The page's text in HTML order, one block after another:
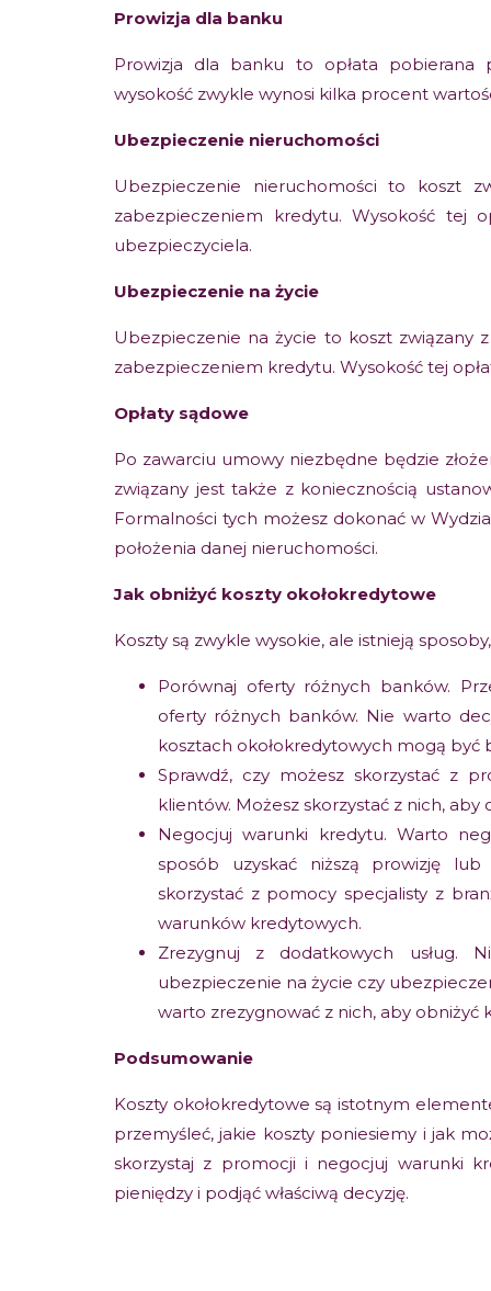
Prowizja dla banku
Prowizja dla banku to opłata
wysokość zwykle wynosi kilka procent
Ubezpieczenie nieruchomości
Ubezpieczenie nieruchomości to koszt
zabezpieczeniem kredytu. Wysokość tej
ubezpieczyciela.
Ubezpieczenie na życie
Ubezpieczenie na życie to koszt związany
zabezpieczeniem kredytu. Wysokość tej
Opłaty sądowe
Po zawarciu umowy niezbędne będzie
związany jest także z koniecznością
Formalności tych możesz dokonać w
położenia danej nieruchomości.
Jak obniżyć koszty okołokredytowe
Koszty są zwykle wysokie, ale istnieją
Porównaj oferty różnych banków.
oferty różnych banków. Nie warto
kosztach okołokredytowych mogą być
Sprawdź, czy możesz skorzystać z
klientów. Możesz skorzystać z nich,
Negocjuj warunki kredytu. Warto
sposób uzyskać niższą prowizję
skorzystać z pomocy specjalisty z
warunków kredytowych.
Zrezygnuj z dodatkowych usług.
ubezpieczenie na życie czy
warto zrezygnować z nich, aby obniżyć
Podsumowanie
Koszty okołokredytowe są istotnym
przemyśleć, jakie koszty poniesiemy i jak
skorzystaj z promocji i negocjuj warunki
pieniędzy i podjąć właściwą decyzję.